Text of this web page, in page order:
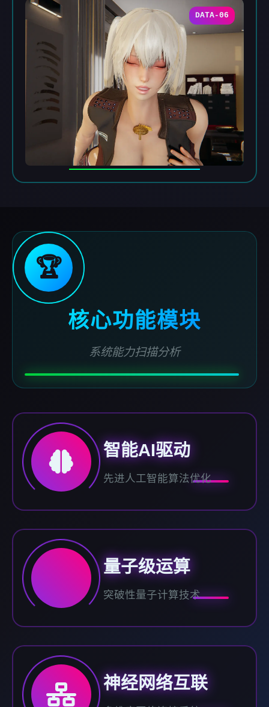
DATA-06
🏆
核心功能模块
系统能力扫描分析
智能AI驱动
先进人工智能算法优化
量子级运算
突破性量子计算技术
神经网络互联